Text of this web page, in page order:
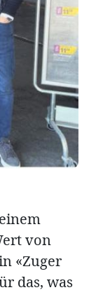
von
«Zuger
das, was